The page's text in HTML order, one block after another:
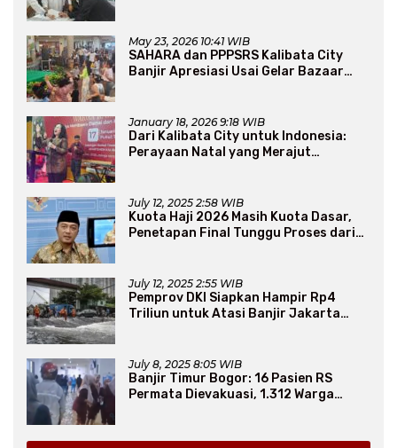
May 23, 2026 10:41 WIB
SAHARA dan PPPSRS Kalibata City
Banjir Apresiasi Usai Gelar Bazaar
January 18, 2026 9:18 WIB
Dari Kalibata City untuk Indonesia:
Perayaan Natal yang Merajut
July 12, 2025 2:58 WIB
Kuota Haji 2026 Masih Kuota Dasar,
Penetapan Final Tunggu Proses dari
July 12, 2025 2:55 WIB
Pemprov DKI Siapkan Hampir Rp4
Triliun untuk Atasi Banjir Jakarta
July 8, 2025 8:05 WIB
Banjir Timur Bogor: 16 Pasien RS
Permata Dievakuasi, 1.312 Warga